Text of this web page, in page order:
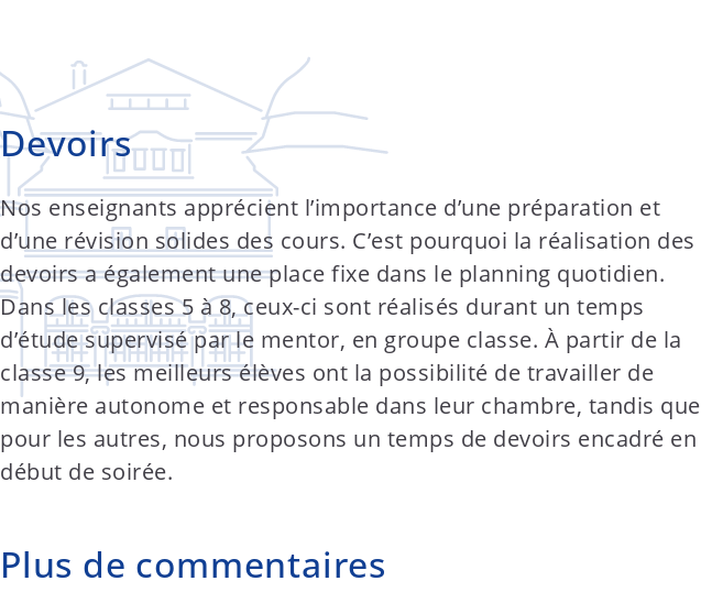
Devoirs
Nos enseignants apprécient l’importance d’une préparation et
d’une révision solides des cours. C’est pourquoi la réalisation des
devoirs a également une place fixe dans le planning quotidien.
Dans les classes 5 à 8, ceux-ci sont réalisés durant un temps
d’étude supervisé par le mentor, en groupe classe. À partir de la
classe 9, les meilleurs élèves ont la possibilité de travailler de
manière autonome et responsable dans leur chambre, tandis que
pour les autres, nous proposons un temps de devoirs encadré en
début de soirée.
Plus de commentaires